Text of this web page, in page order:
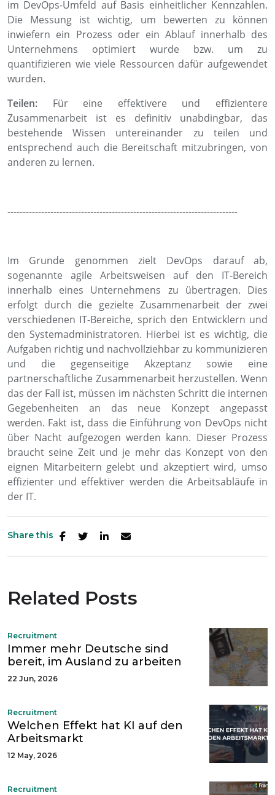
im DevOps-Umfeld auf Basis einheitlicher Kennzahlen.
Die Messung istwichtig, um bewerten zu können
inwiefern ein Prozess oder einAblauf innerhalb des
Unternehmens optimiert wurde bzw. um zu
quantifizieren wie viele Ressourcen dafür aufgewendet
wurden.
Teilen:
Für eine effektivere und effizientere
Zusammenarbeit ist es definitiv unabdingbar, das
bestehende Wissen untereinander zu teilen und
entsprechend auch die Bereitschaft mitzubringen, von
anderen zu lernen.
---------------------------------------------------------------------------
Im Grunde genommen zielt DevOps darauf ab,
sogenannte agile Arbeitsweisen auf den IT-Bereich
innerhalb eines Unternehmens zu übertragen. Dies
erfolgt durch die gezielte Zusammenarbeit der zwei
verschiedenen IT-Bereiche, sprich den Entwicklern und
den Systemadministratoren. Hierbei ist es wichtig, die
Aufgaben richtig und nachvollziehbar zu kommunizieren
und die gegenseitige Akzeptanz sowie eine
partnerschaftliche Zusammenarbeit herzustellen. Wenn
das der Fall ist, müssen im nächsten Schritt die internen
Gegebenheiten an das neue Konzept angepasst
werden. Fakt ist, dass die Einführung von DevOps nicht
über Nacht aufgezogen werden kann. Dieser Prozess
braucht seine Zeit und je mehr das Konzept von den
eignen Mitarbeitern gelebt und akzeptiert wird, umso
effizienter und effektiver werden die Arbeitsabläufe in
der IT.
Share this
Related Posts
Recruitment
Immer mehr Deutsche sind
bereit, im Ausland zu arbeiten
22 Jun, 2026
Recruitment
Welchen Effekt hat KI auf den
Arbeitsmarkt
12 May, 2026
Recruitment